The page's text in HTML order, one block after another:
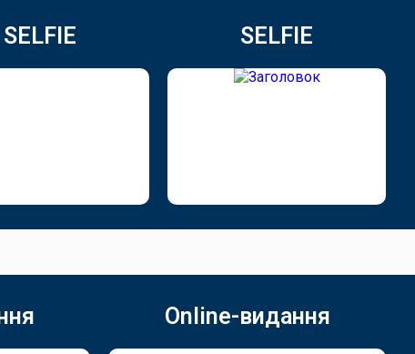
SELFIE SELFIE
Online-видання